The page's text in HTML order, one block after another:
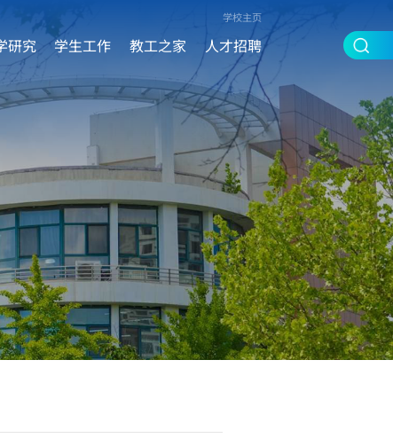
学校主页
研究 学生工作 教工之家 人才招聘